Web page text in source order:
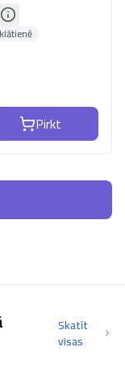
Pirkt
Skatīt
visas